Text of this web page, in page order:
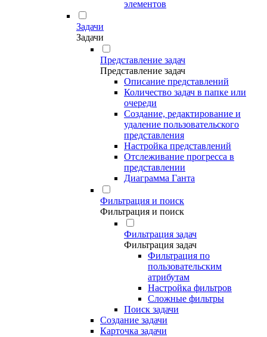
элементов
Задачи
Задачи
Представление задач
Представление задач
Описание представлений
Количество задач в папке или
очереди
Создание, редактирование и
удаление пользовательского
представления
Настройка представлений
Отслеживание прогресса в
представлении
Диаграмма Ганта
Фильтрация и поиск
Фильтрация и поиск
Фильтрация задач
Фильтрация задач
Фильтрация по
пользовательским
атрибутам
Настройка фильтров
Сложные фильтры
Поиск задачи
Создание задачи
Карточка задачи